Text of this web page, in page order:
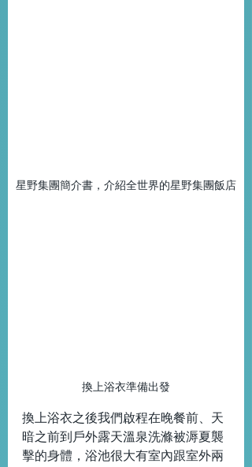
星野集團簡介書，介紹全世界的星野集團飯店
換上浴衣準備出發
換上浴衣之後我們啟程在晚餐前、天
暗之前到戶外露天溫泉洗滌被溽夏襲
擊的身體，浴池很大有室內跟室外兩